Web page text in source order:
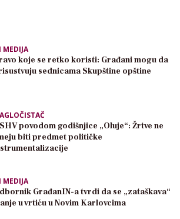
MEDIJA
koje se retko koristi: Građani mogu da
sednicama Skupštine opštine
povodom godišnjice „Oluje“: Žrtve ne
biti predmet političke
MEDIJA
GrađanIN-a tvrdi da se „zataškava“
u vrtiću u Novim Karlovcima